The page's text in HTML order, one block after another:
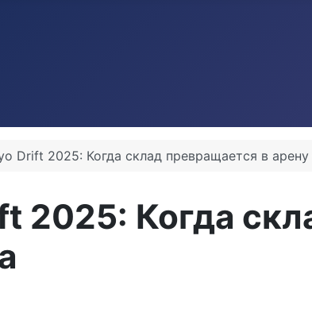
Drift 2025: Когда склад превращается в
2025: Когда